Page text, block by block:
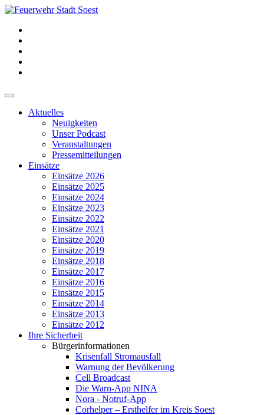
Aktuelles
Neuigkeiten
Unser Podcast
Veranstaltungen
Pressemitteilungen
Einsätze
Einsätze 2026
Einsätze 2025
Einsätze 2024
Einsätze 2023
Einsätze 2022
Einsätze 2021
Einsätze 2020
Einsätze 2019
Einsätze 2018
Einsätze 2017
Einsätze 2016
Einsätze 2015
Einsätze 2014
Einsätze 2013
Einsätze 2012
Ihre Sicherheit
Bürgerinformationen
Krisenfall Stromausfall
Warnung der Bevölkerung
Cell Broadcast
Die Warn-App NINA
Nora - Notruf-App
Corhelper – Ersthelfer im Kreis Soest